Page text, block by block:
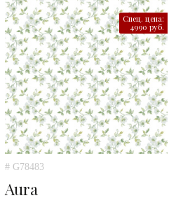
Спец. цена:
4990 руб.
# G78483
Aura